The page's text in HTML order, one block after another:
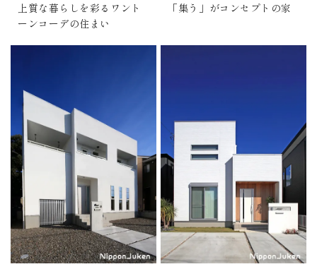
上質な暮らしを彩るワント
ーンコーデの住まい
「集う」がコンセプトの家